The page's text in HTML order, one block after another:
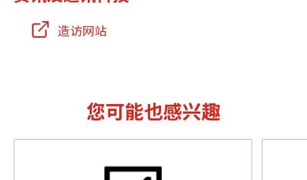
造访网站
您可能也感兴趣